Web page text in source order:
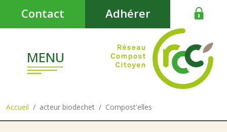
MENU
Contact Adhérer
Accueil acteur biodechet Compost'elles